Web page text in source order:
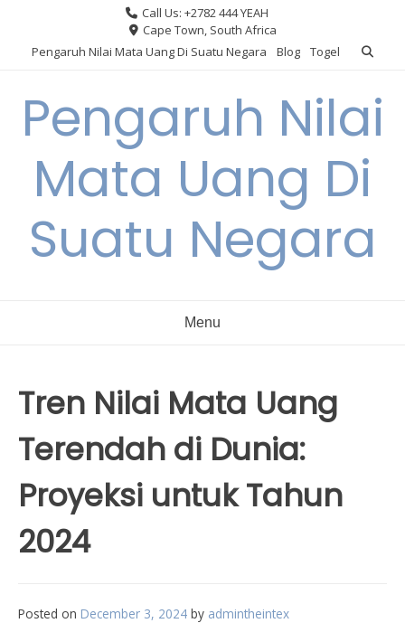
content
Call Us: +2782 444 YEAH
Cape Town, South Africa
Pengaruh Nilai Mata Uang Di Suatu Negara
Blog Togel
Pengaruh Nilai
Mata Uang Di
Suatu Negara
Menu
Tren Nilai Mata Uang
Terendah di Dunia:
Proyeksi untuk Tahun
2024
Posted on December 3, 2024 by admintheintex